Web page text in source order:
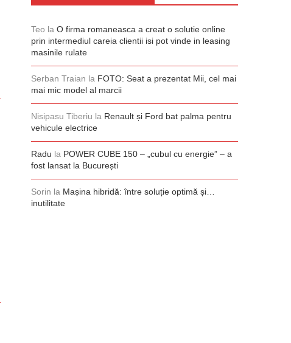
Teo la O firma romaneasca a creat o solutie online
prin intermediul careia clientii isi pot vinde in leasing
masinile rulate
Serban Traian la FOTO: Seat a prezentat Mii, cel mai
mai mic model al marcii
Nisipasu Tiberiu la Renault și Ford bat palma pentru
vehicule electrice
Radu la POWER CUBE 150 – „cubul cu energie” – a
fost lansat la București
Sorin la Mașina hibridă: între soluție optimă și…
inutilitate